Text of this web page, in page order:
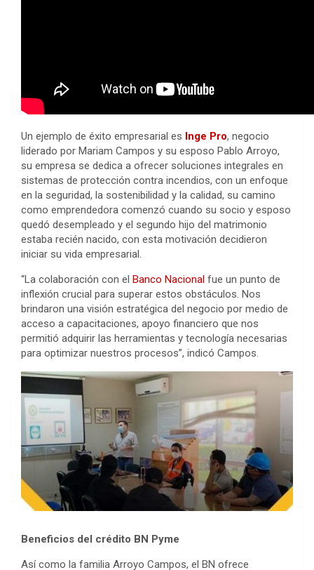
Un ejemplo de éxito empresarial es Inge Pro, negocio
liderado por Mariam Campos y su esposo Pablo Arroyo,
su empresa se dedica a ofrecer soluciones integrales en
sistemas de protección contra incendios, con un enfoque
en la seguridad, la sostenibilidad y la calidad, su camino
como emprendedora comenzó cuando su socio y esposo
quedó desempleado y el segundo hijo del matrimonio
estaba recién nacido, con esta motivación decidieron
iniciar su vida empresarial.
“La colaboración con el Banco Nacional fue un punto de
inflexión crucial para superar estos obstáculos. Nos
brindaron una visión estratégica del negocio por medio de
acceso a capacitaciones, apoyo financiero que nos
permitió adquirir las herramientas y tecnología necesarias
para optimizar nuestros procesos”, indicó Campos.
Beneficios del crédito BN Pyme
Así como la familia Arroyo Campos, el BN ofrece